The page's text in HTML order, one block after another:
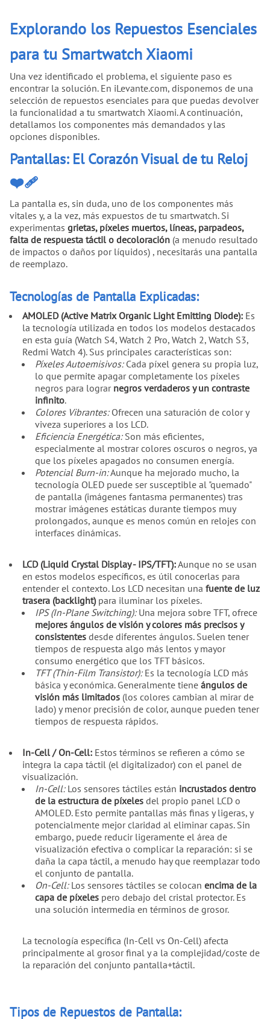
Explorando los Repuestos Esenciales
para tu Smartwatch Xiaomi
Una vez identificado el problema, el siguiente paso es
encontrar la solución. En iLevante.com, disponemos de una
selección de repuestos esenciales para que puedas devolver
la funcionalidad a tu smartwatch Xiaomi. A continuación,
detallamos los componentes más demandados y las
opciones disponibles.
Pantallas: El Corazón Visual de tu Reloj
❤️‍🩹
La pantalla es, sin duda, uno de los componentes más
vitales y, a la vez, más expuestos de tu smartwatch. Si
experimentas grietas, píxeles muertos, líneas, parpadeos,
falta de respuesta táctil o decoloración (a menudo resultado
de impactos o daños por líquidos) , necesitarás una pantalla
de reemplazo.
Tecnologías de Pantalla Explicadas:
AMOLED (Active Matrix Organic Light Emitting Diode):Es
la tecnología utilizada en todos los modelos destacados
en esta guía (Watch S4, Watch 2 Pro, Watch 2, Watch S3,
Redmi Watch 4). Sus principales características son:
Píxeles Autoemisivos:Cada píxel genera su propia luz,
lo que permite apagar completamente los píxeles
negros para lograr negros verdaderos y un contraste
infinito.
Colores Vibrantes:Ofrecen una saturación de color y
viveza superiores a los LCD.
Eficiencia Energética:Son más eficientes,
especialmente al mostrar colores oscuros o negros, ya
que los píxeles apagados no consumen energía.
Potencial Burn-in:Aunque ha mejorado mucho, la
tecnología OLED puede ser susceptible al "quemado"
de pantalla (imágenes fantasma permanentes) tras
mostrar imágenes estáticas durante tiempos muy
prolongados, aunque es menos común en relojes con
interfaces dinámicas.
LCD (Liquid Crystal Display - IPS/TFT):Aunque no se usan
en estos modelos específicos, es útil conocerlas para
entender el contexto. Los LCD necesitan una fuente de luz
trasera (backlight)para iluminar los píxeles.
IPS (In-Plane Switching):Una mejora sobre TFT, ofrece
mejores ángulos de visión y colores más precisos y
consistentesdesde diferentes ángulos. Suelen tener
tiempos de respuesta algo más lentos y mayor
consumo energético que los TFT básicos.
TFT (Thin-Film Transistor):Es la tecnología LCD más
básica y económica. Generalmente tiene ángulos de
visión más limitados(los colores cambian al mirar de
lado) y menor precisión de color, aunque pueden tener
tiempos de respuesta rápidos.
In-Cell / On-Cell:Estos términos se refieren a cómo se
integra la capa táctil (el digitalizador) con el panel de
visualización.
In-Cell:Los sensores táctiles están incrustados dentro
de la estructura de píxelesdel propio panel LCD o
AMOLED. Esto permite pantallas más finas y ligeras, y
potencialmente mejor claridad al eliminar capas. Sin
embargo, puede reducir ligeramente el área de
visualización efectiva o complicar la reparación: si se
daña la capa táctil, a menudo hay que reemplazar todo
el conjunto de pantalla.
On-Cell:Los sensores táctiles se colocan encima de la
capa de píxelespero debajo del cristal protector. Es
una solución intermedia en términos de grosor.
La tecnología específica (In-Cell vs On-Cell) afecta
principalmente al grosor final y a la complejidad/coste de
la reparación del conjunto pantalla+táctil.
Tipos de Repuestos de Pantalla: